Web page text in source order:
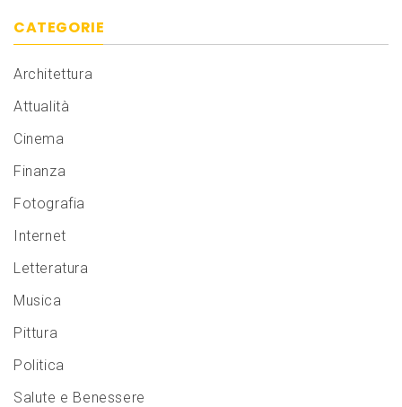
CATEGORIE
Architettura
Attualità
Cinema
Finanza
Fotografia
Internet
Letteratura
Musica
Pittura
Politica
Salute e Benessere